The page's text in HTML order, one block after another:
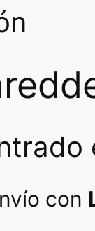
con